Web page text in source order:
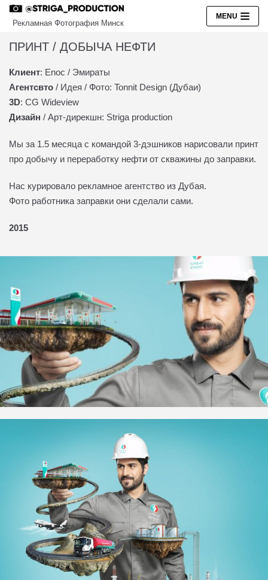
Перейти
к
содержимому
Рекламная Фотография Минск
MENU
РЕКЛАМА
ПЕРСОНАЛЬНЫЕ ФОТОСЕССИИ
БИЗНЕС ПОРТРЕТЫ
О НАС
EN
ПРИНТ / ДОБЫЧА НЕФТИ ​
Клиент: Enoc / Эмираты
Агентсвто / Идея / Фото: Tonnit Design (Дубаи)
3D: CG Wideview
Дизайн / Арт-дирекшн: Striga production
Мы за 1.5 месяца с командой 3-дэшников нарисовали принт
про добычу и переработку нефти от скважины до заправки.
Нас курировало рекламное агентство из Дубая.
Фото работника заправки они сделали сами.
2015